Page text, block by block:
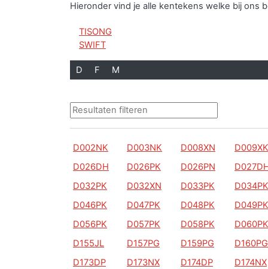
Hieronder vind je alle kentekens welke bij ons
TISONG
SWIFT
D F M
D002NK D003NK D008XN
D009XK
D026DH
D026PK D026PN
D032PK
D032XN D033PK
D034PK
D046PK
D047PK D048PK
D049PK
D056PK
D057PK D058PK
D060PK
D155JL
D157PG D159PG
D160PG
D173DP
D173NX D174DP D174NX